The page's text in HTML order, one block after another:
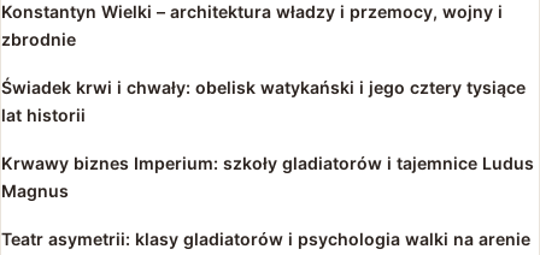
Konstantyn Wielki – architektura władzy i przemocy, wojny i
zbrodnie
Świadek krwi i chwały: obelisk watykański i jego cztery tysiące
lat historii
Krwawy biznes Imperium: szkoły gladiatorów i tajemnice Ludus
Magnus
Teatr asymetrii: klasy gladiatorów i psychologia walki na arenie